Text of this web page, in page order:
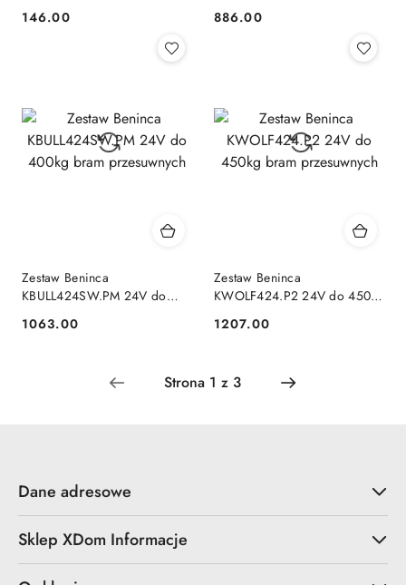
Cena:
146.00 Cena:
886.00
Zestaw Beninca
KBULL424SW.PM 24V do
Cena:
1063.00
Zestaw Beninca
KWOLF424.P2 24V do 450kg
Cena:
1207.00
Dane adresowe
Sklep XDom Informacje